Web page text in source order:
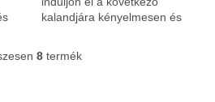
kalandjára kényelmesen és
L8 termék